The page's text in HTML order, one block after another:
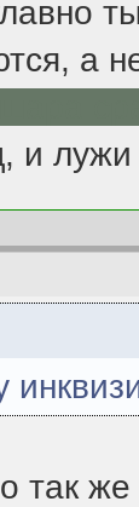
а
и
так